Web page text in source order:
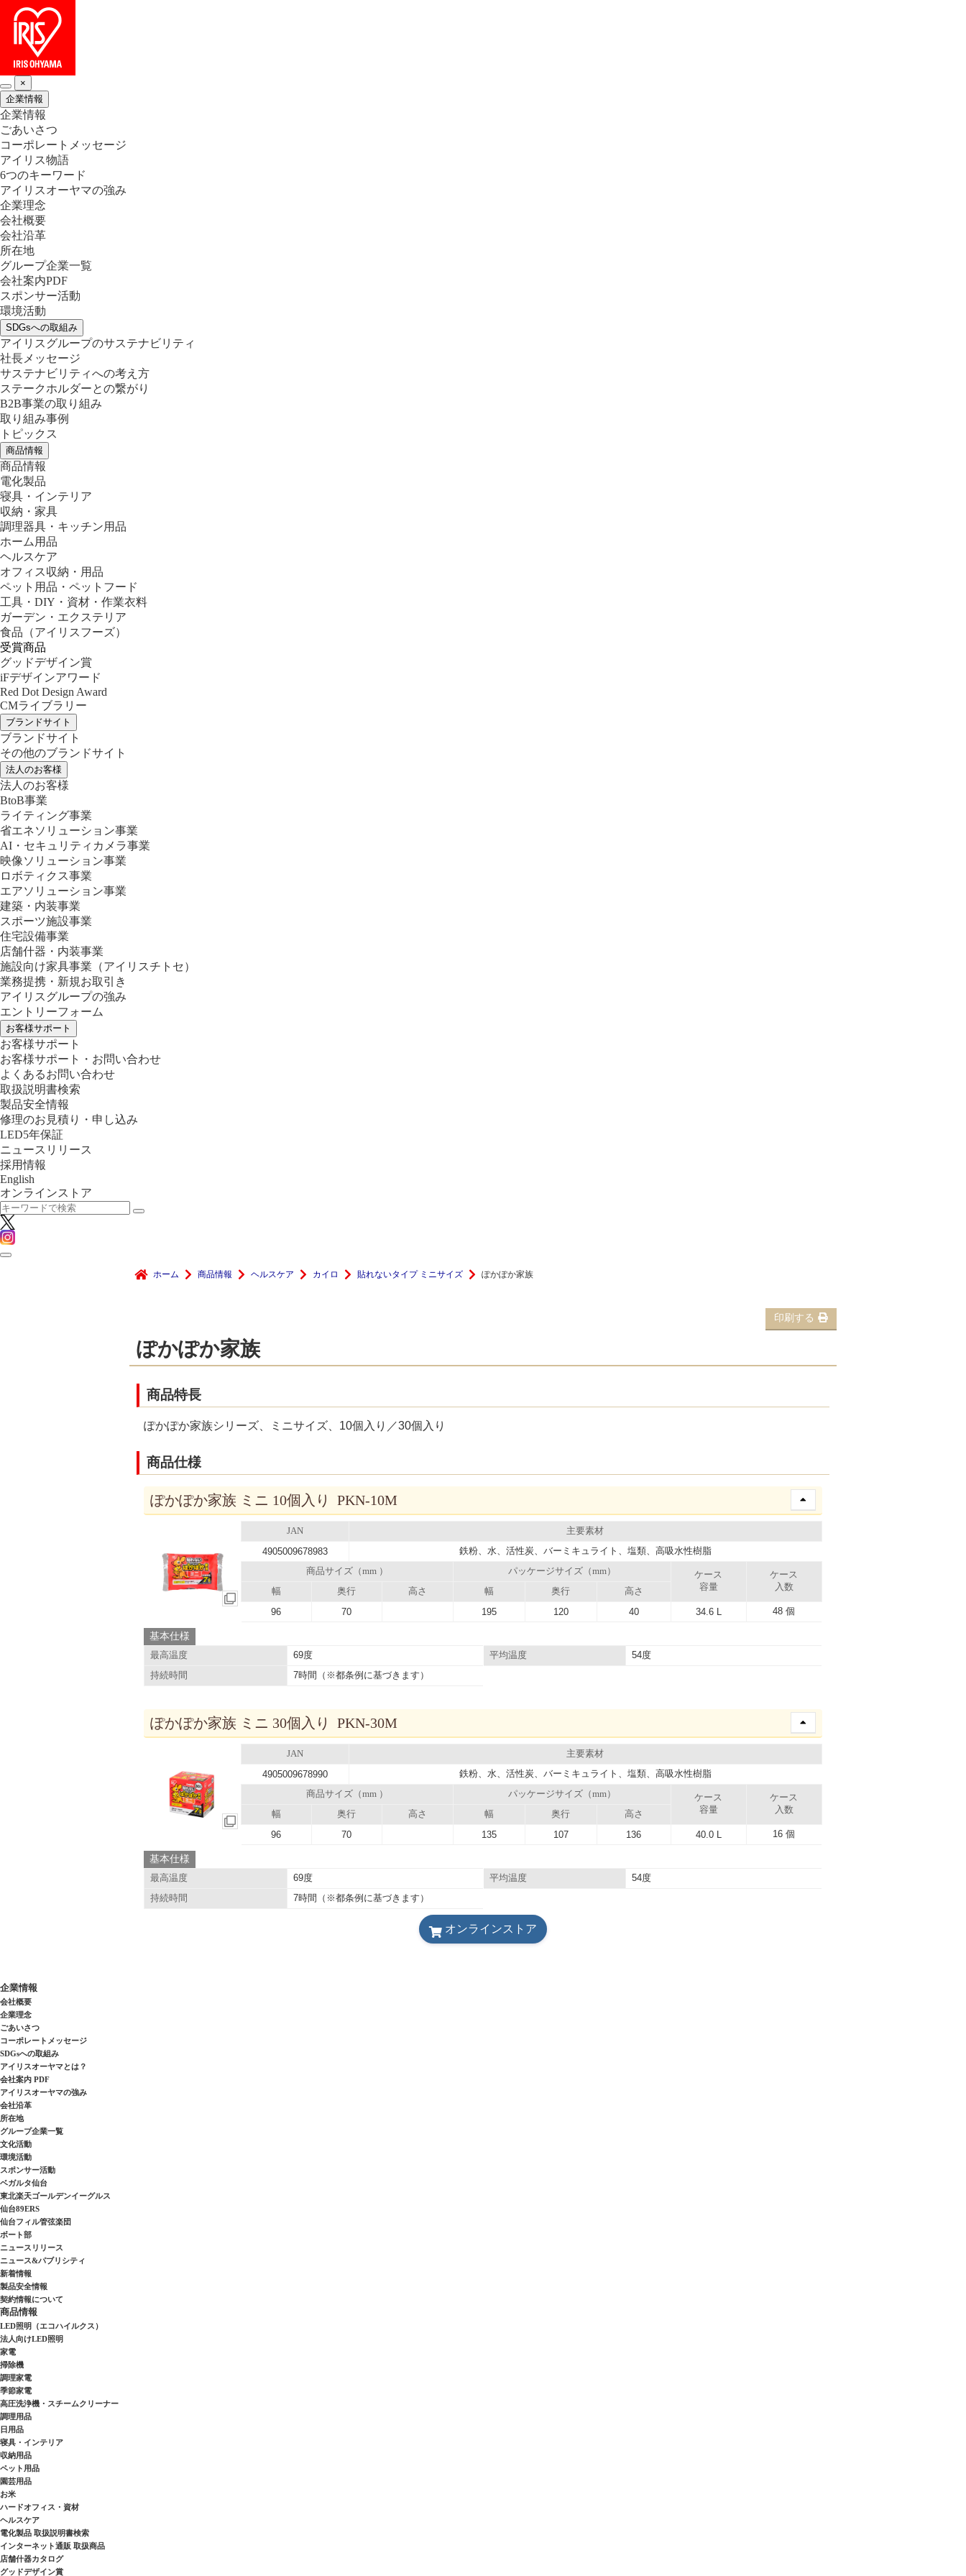
×
企業情報
企業情報
ごあいさつ
コーポレートメッセージ
アイリス物語
6つのキーワード
アイリスオーヤマの強み
企業理念
会社概要
会社沿革
所在地
グループ企業一覧
会社案内PDF
スポンサー活動
環境活動
SDGsへの取組み
アイリスグループのサステナビリティ
社長メッセージ
サステナビリティへの考え方
ステークホルダーとの繋がり
B2B事業の取り組み
取り組み事例
トピックス
商品情報
商品情報
電化製品
寝具・インテリア
収納・家具
調理器具・キッチン用品
ホーム用品
ヘルスケア
オフィス収納・用品
ペット用品・ペットフード
工具・DIY・資材・作業衣料
ガーデン・エクステリア
食品 （アイリスフーズ）
受賞商品
グッドデザイン賞
iFデザインアワード
Red Dot Design Award
CMライブラリー
ブランドサイト
ブランドサイト
その他のブランドサイト
法人のお客様
法人のお客様
BtoB事業
ライティング事業
省エネソリューション事業
AI・セキュリティカメラ事業
映像ソリューション事業
ロボティクス事業
エアソリューション事業
建築・内装事業
スポーツ施設事業
住宅設備事業
店舗什器・内装事業
施設向け家具事業 （アイリスチトセ）
業務提携・新規お取引き
アイリスグループの強み
エントリーフォーム
お客様サポート
お客様サポート
お客様サポート・お問い合わせ
よくあるお問い合わせ
取扱説明書検索
製品安全情報
修理のお見積り・申し込み
LED5年保証
ニュースリリース
採用情報
English
オンラインストア
ホーム 商品情報 ヘルスケア カイロ 貼れないタイプ ミニサイズ ぽかぽか家族
印刷する
ぽかぽか家族
商品特長
ぽかぽか家族シリーズ、ミニサイズ、10個入り／30個入り
商品仕様
ぽかぽか家族 ミニ 10個入り PKN-10M
JAN 主要素材
4905009678983 鉄粉、水、活性炭、バーミキュライト、塩類、高吸水性樹脂
商品サイズ（mm ） パッケージサイズ（mm）
ケース
容量
ケース
入数
幅 奥行 高さ 幅 奥行 高さ
96 70 195 120 40 34.6 L 48 個
基本仕様
最高温度 69度 平均温度 54度
持続時間 7時間（※都条例に基づきます）
ぽかぽか家族 ミニ 30個入り PKN-30M
JAN 主要素材
4905009678990 鉄粉、水、活性炭、バーミキュライト、塩類、高吸水性樹脂
商品サイズ（mm ） パッケージサイズ（mm）
ケース
容量
ケース
入数
幅 奥行 高さ 幅 奥行 高さ
96 70 135 107 136 40.0 L 16 個
基本仕様
最高温度 69度 平均温度 54度
持続時間 7時間（※都条例に基づきます）
オンラインストア
企業情報
会社概要
企業理念
ごあいさつ
コーポレートメッセージ
SDGsへの取組み
アイリスオーヤマとは？
会社案内 PDF
アイリスオーヤマの強み
会社沿革
所在地
グループ企業一覧
文化活動
環境活動
スポンサー活動
ベガルタ仙台
東北楽天ゴールデンイーグルス
仙台89ERS
仙台フィル管弦楽団
ボート部
ニュースリリース
ニュース&パブリシティ
新着情報
製品安全情報
契約情報について
商品情報
LED照明（エコハイルクス）
法人向けLED照明
家電
掃除機
調理家電
季節家電
高圧洗浄機・スチームクリーナー
調理用品
日用品
寝具・インテリア
収納用品
ペット用品
園芸用品
お米
ハードオフィス・資材
ヘルスケア
電化製品 取扱説明書検索
インターネット通販 取扱商品
店舗什器カタログ
グッドデザイン賞